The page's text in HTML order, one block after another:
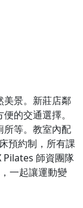
美景。新莊店鄰
的交通選擇。
所等。教室內配
預約制，所有課
Pilates 師資團隊
一起讓運動變